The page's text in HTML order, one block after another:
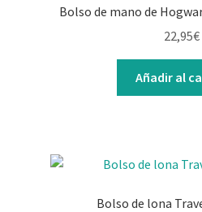
Bolso de mano de
22,95€
Añadir al
Bolso de lona